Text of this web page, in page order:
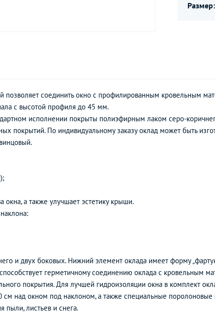
Размер:
соединить окно с профилированным кровельным
с высотой профиля до 45 мм.
исполнении покрыты полиэфирным лаком серо-
покрытий. По индивидуальному заказу оклад может быть
а также улучшает эстетику крыши.
и двух боковых. Нижний элемент оклада имеет форму
герметичному соединению оклада с кровельным
покрытия. Для лучшей гидроизоляции окна в комплект
см над окном под наклоном, а также специальные
пыли, листьев и снега.